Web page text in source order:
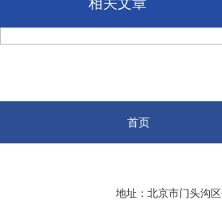
相关文章
首页
地址：北京市门头沟